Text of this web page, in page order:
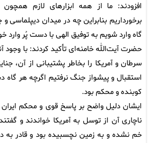
افزودند: ما از همه ابزارهای لازم
برخورداریم بنابراین چه در میدان دیپلماسی
گاه وارد شویم به توفیق الهی با دست پُر وارد
حضرت آیت‌الله خامنه‌ای تأکید کردند: با وجود
سرطان و آمریکا را بخاطر پشتیبانی از آن،
استقبال و پیشواز جنگ نرفتیم اگرچه هر
کوبنده و محکم بود.
ایشان دلیل واضح بر پاسخ قوی و محکم
ناچاری آن از توسل به آمریکا خواندند و
خم نشده و به زمین نچسبیده بود و قادر به